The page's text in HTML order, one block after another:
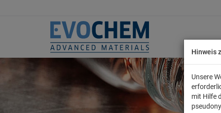
Hinweis
Unsere
mit Hilfe